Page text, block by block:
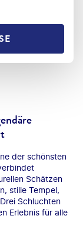
der schönsten
Schätzen
stille Tempel,
Schluchten
Erlebnis für alle